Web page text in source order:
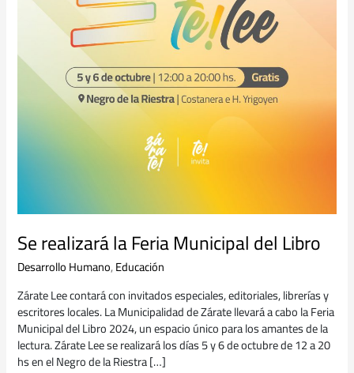
Se realizará la Feria Municipal del Libro
Desarrollo Humano,Educación
Zárate Lee contará con invitados especiales, editoriales, librerías y
escritores locales. La Municipalidad de Zárate llevará a cabo la Feria
Municipal del Libro 2024, un espacio único para los amantes de la
lectura. Zárate Lee se realizará los días 5 y 6 de octubre de 12 a 20
hs en el Negro de la Riestra […]